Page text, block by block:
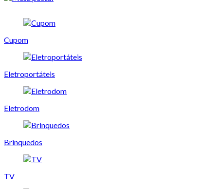
Cupom
Eletroportáteis
Eletrodom
Brinquedos
TV